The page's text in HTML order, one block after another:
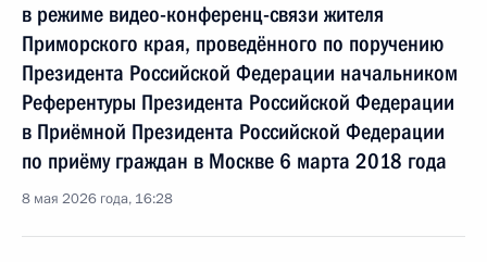
в режиме видео-конференц-связи жителя
Приморского края, проведённого по поручению
Президента Российской Федерации начальником
Референтуры Президента Российской Федерации
в Приёмной Президента Российской Федерации
по приёму граждан в Москве 6 марта 2018 года
8 мая 2026 года, 16:28